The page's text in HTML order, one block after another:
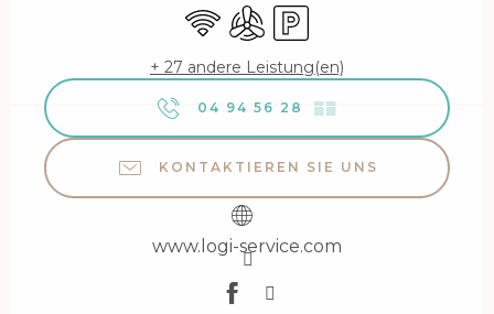
Wi-Fi Klimaanlage
Parkplatz
+ 27 andere Leistung(en)
04 94 56 28 ▒▒
KONTAKTIEREN SIE UNS
www.logi-service.com